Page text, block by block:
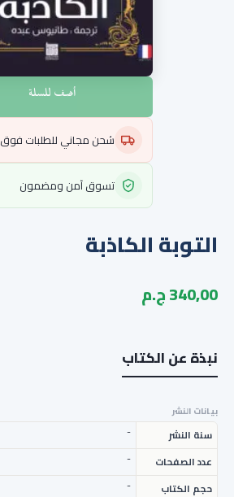
أضف للسلة
شحن مجاني للطلبات فوق 800 ج.م
تسوق آمن ومضمون
التوبة الكاذبة
340,00 ج.م
نبذة عن الكتاب
بيانات النشر
سنة النشر
-
عدد الصفحات
-
حجم الكتاب
-